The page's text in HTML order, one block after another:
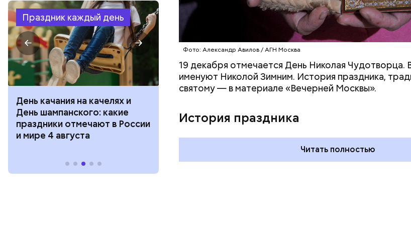
Праздник каждый день
День качания на качелях и
День шампанского: какие
праздники отмечают в России
и мире 4 августа
с зеркалом: какие праздники
отмечают в России и мире 3
августа
праздники
и мире 2 августа
Фото: Александр Авилов / АГН Москва
19 декабря отмечается День Николая Чудотворца.
именуют Николой Зимним. История праздника,
святому — в материале «Вечерней Москвы».
История праздника
Читать полностью